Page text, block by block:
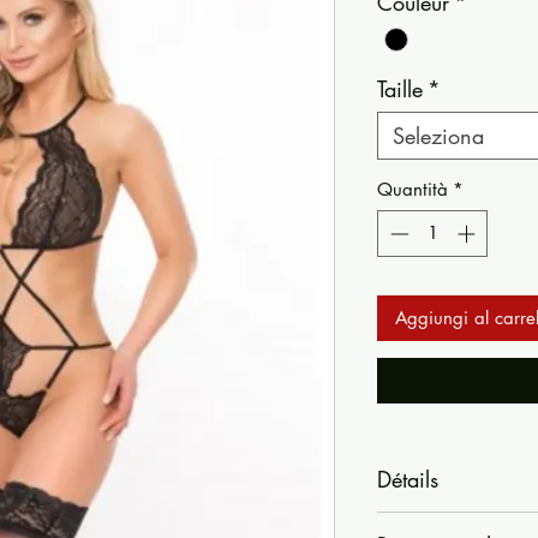
Taille *
Seleziona
Quantità *
Aggiungi al
Détails